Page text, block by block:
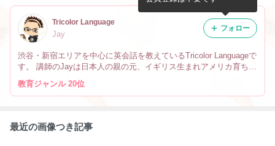
Tricolor Language
Jay
渋谷・新宿エリアを中心に英会話を教えているTricolor Languageで
す。 講師のJayは日本人の親の元、イギリス生まれアメリカ育ちで
す。 なので英会話だけでなく、文化や英語の微妙なニュアンスの
違い、海外生活の事も教えています。
フォロー
教育ジャンル 20位
最近の画像つき記事